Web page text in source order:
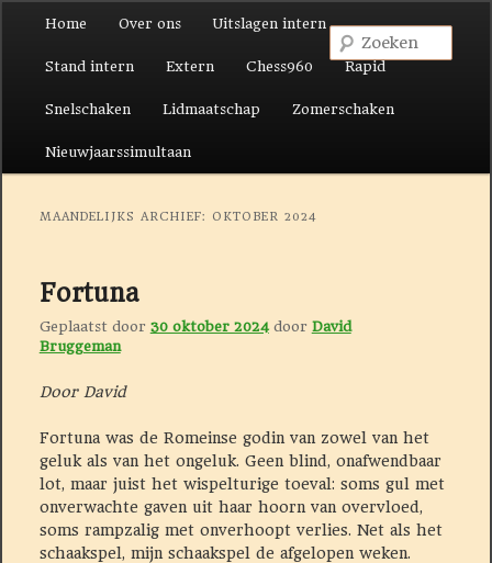
Spring naar de primaire inhoud
Spring naar de secundaire inhoud
Home Over ons Uitslagen intern
Stand intern Extern Chess960 Rapid
Snelschaken Lidmaatschap Zomerschaken
Nieuwjaarssimultaan
MAANDELIJKS ARCHIEF: OKTOBER 2024
Fortuna
Geplaatst door 30 oktober 2024 door David
Bruggeman
Door David
Fortuna was de Romeinse godin van zowel van het
geluk als van het ongeluk. Geen blind, onafwendbaar
lot, maar juist het wispelturige toeval: soms gul met
onverwachte gaven uit haar hoorn van overvloed,
soms rampzalig met onverhoopt verlies. Net als het
schaakspel, mijn schaakspel de afgelopen weken.